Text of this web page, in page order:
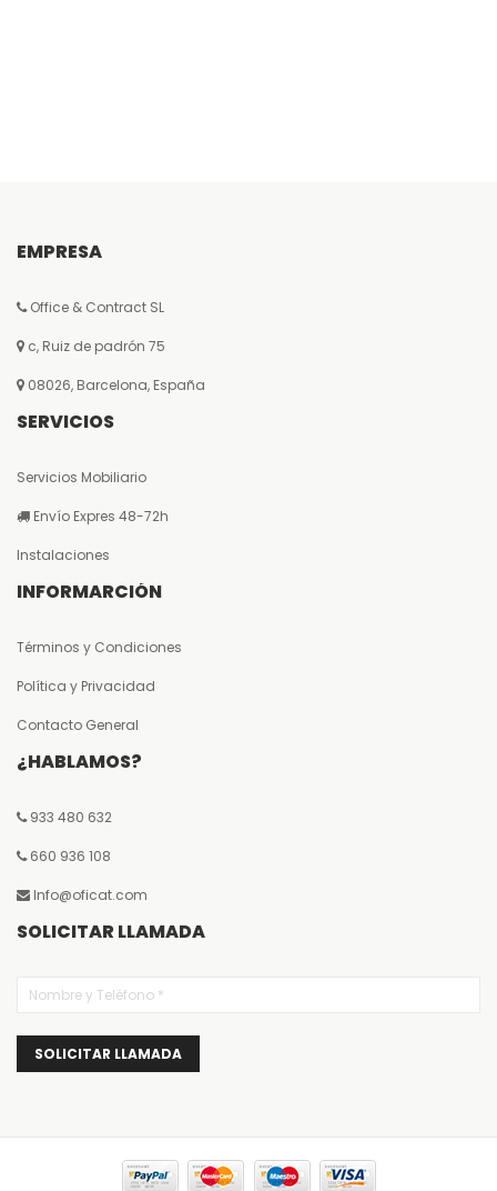
EMPRESA
Office & Contract SL
c, Ruiz de padrón 75
08026, Barcelona, España
SERVICIOS
Servicios Mobiliario
Envío Expres 48-72h
Instalaciones
INFORMARCIÓN
Términos y Condiciones
Política y Privacidad
Contacto General
¿HABLAMOS?
933 480 632
660 936 108
Info@oficat.com
SOLICITAR LLAMADA